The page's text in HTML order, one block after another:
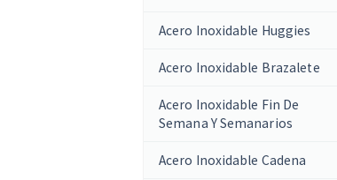
Acero Inoxidable Huggies
Acero Inoxidable Brazalete
Acero Inoxidable Fin De
Semana Y Semanarios
Acero Inoxidable Cadena